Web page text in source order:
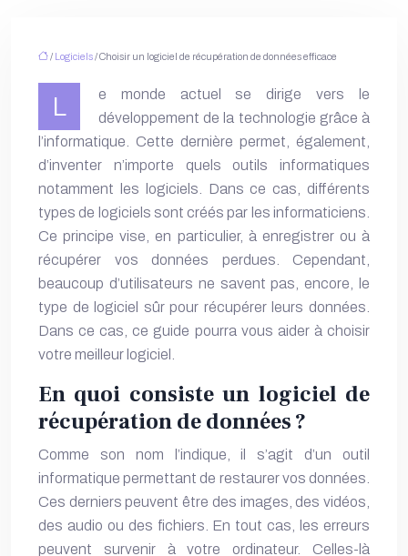
/ Logiciels/ Choisir un logiciel de récupération de données efficace
L
e monde actuel se dirige vers le
développement de la technologie grâce à
l’informatique. Cette dernière permet, également,
d’inventer n’importe quels outils informatiques
notamment les logiciels. Dans ce cas, différents
types de logiciels sont créés par les informaticiens.
Ce principe vise, en particulier, à enregistrer ou à
récupérer vos données perdues . Cependant,
beaucoup d’utilisateurs ne savent pas, encore, le
type de logiciel sûr pour récupérer leurs données.
Dans ce cas, ce guide pourra vous aider à choisir
votre meilleur logiciel.
En quoi consiste un logiciel de
récupération de données ?
Comme son nom l’indique, il s’agit d’un outil
informatique permettant de restaurer vos données.
Ces derniers peuvent être des images, des vidéos,
des audio ou des fichiers. En tout cas, les erreurs
peuvent survenir à votre ordinateur. Celles-là